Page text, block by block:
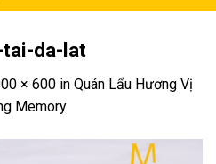
da-lat
× 600 in Quán Lẩu Hương Vị
Memory